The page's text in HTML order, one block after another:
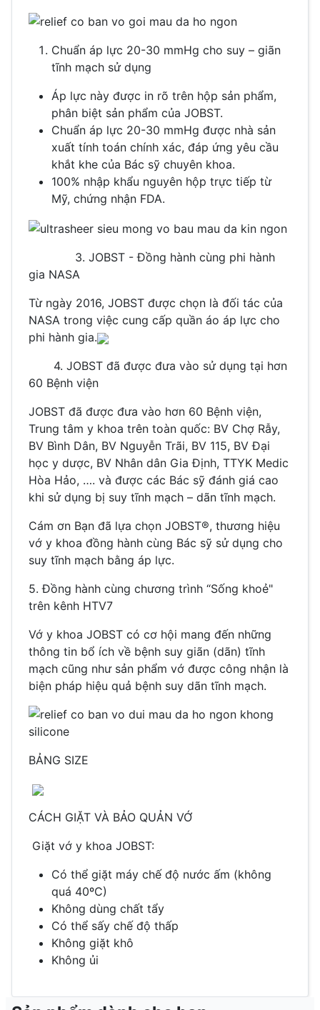
Chuẩn áp lực 20-30 mmHg cho suy – giãn
tĩnh mạch sử dụng
Áp lực này được in rõ trên hộp sản phẩm,
phân biệt sản phẩm của JOBST.
Chuẩn áp lực 20-30 mmHg được nhà sản
xuất tính toán chính xác, đáp ứng yêu cầu
khắt khe của Bác sỹ chuyên khoa.
100% nhập khẩu nguyên hộp trực tiếp từ
Mỹ, chứng nhận FDA.
3. JOBST - Đồng hành cùng phi hành
gia NASA
Từ ngày 2016, JOBST được chọn là đối tác của
NASA trong việc cung cấp quần áo áp lực cho
phi hành gia.
4. JOBST đã được đưa vào sử dụng tại hơn
60 Bệnh viện
JOBST đã được đưa vào hơn 60 Bệnh viện,
Trung tâm y khoa trên toàn quốc: BV Chợ Rẫy,
BV Bình Dân, BV Nguyễn Trãi, BV 115, BV Đại
học y dược, BV Nhân dân Gia Định, TTYK Medic
Hòa Hảo, …. và được các Bác sỹ đánh giá cao
khi sử dụng bị suy tĩnh mạch – dãn tĩnh mạch.
Cám ơn Bạn đã lựa chọn JOBST®, thương hiệu
vớ y khoa đồng hành cùng Bác sỹ sử dụng cho
suy tĩnh mạch bằng áp lực.
5. Đồng hành cùng chương trình “Sống khoẻ"
trên kênh HTV7
Vớ y khoa JOBST có cơ hội mang đến những
thông tin bổ ích về bệnh suy giãn (dãn) tĩnh
mạch cũng như sản phẩm vớ được công nhận là
biện pháp hiệu quả bệnh suy dãn tĩnh mạch.
BẢNG SIZE
CÁCH GIẶT VÀ BẢO QUẢN VỚ
Giặt vớ y khoa JOBST:
Có thể giặt máy chế độ nước ấm (không
quá 40ºC)
Không dùng chất tẩy
Có thể sấy chế độ thấp
Không giặt khô
Không ủi